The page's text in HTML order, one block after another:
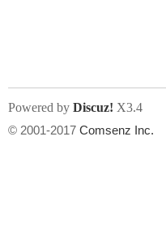
人
Powered by Discuz! X3.4
© 2001-2017 Comsenz Inc.